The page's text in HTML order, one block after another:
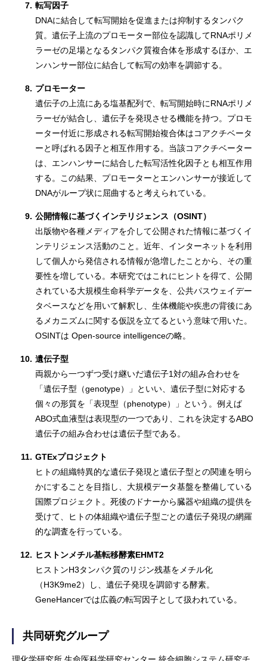
7. 転写因子
DNAに結合して転写開始を促進または抑制するタンパク
質。遺伝子上流のプロモーター部位を認識してRNAポリメ
ラーゼの足場となるタンパク質複合体を形成するほか、エ
ンハンサー部位に結合して転写の効率を調節する。
8. プロモーター
遺伝子の上流にある塩基配列で、転写開始時にRNAポリメ
ラーゼが結合し、遺伝子を発現させる機能を持つ。プロモ
ーター付近に形成される転写開始複合体はコアクチベータ
ーと呼ばれる因子と相互作用する。当該コアクチベーター
は、エンハンサーに結合した転写活性化因子とも相互作用
する。この結果、プロモーターとエンハンサーが接近して
DNAがループ状に屈曲すると考えられている。
9. 公開情報に基づくインテリジェンス（OSINT）
出版物や各種メディアを介して公開された情報に基づくイ
ンテリジェンス活動のこと。近年、インターネットを利用
して個人から発信される情報が急増したことから、その重
要性を増している。本研究ではこれにヒントを得て、公開
されている大規模生命科学データを、公共パスウェイデー
タベースなどを用いて解釈し、生体機能や疾患の背後にあ
るメカニズムに関する仮説を立てるという意味で用いた。
OSINTは Open-source intelligenceの略。
10. 遺伝子型
両親から一つずつ受け継いだ遺伝子1対の組み合わせを
「遺伝子型（genotype）」といい、遺伝子型に対応する
個々の形質を「表現型（phenotype）」という。例えば
ABO式血液型は表現型の一つであり、これを決定するABO
遺伝子の組み合わせは遺伝子型である。
11. GTExプロジェクト
ヒトの組織特異的な遺伝子発現と遺伝子型との関連を明ら
かにすることを目指し、大規模データ基盤を整備している
国際プロジェクト。死後のドナーから臓器や組織の提供を
受けて、ヒトの体組織や遺伝子型ごとの遺伝子発現の網羅
的な調査を行っている。
12. ヒストンメチル基転移酵素EHMT2
ヒストンH3タンパク質のリジン残基をメチル化
（H3K9me2）し、遺伝子発現を調節する酵素。
GeneHancerでは広義の転写因子として扱われている。
共同研究グループ